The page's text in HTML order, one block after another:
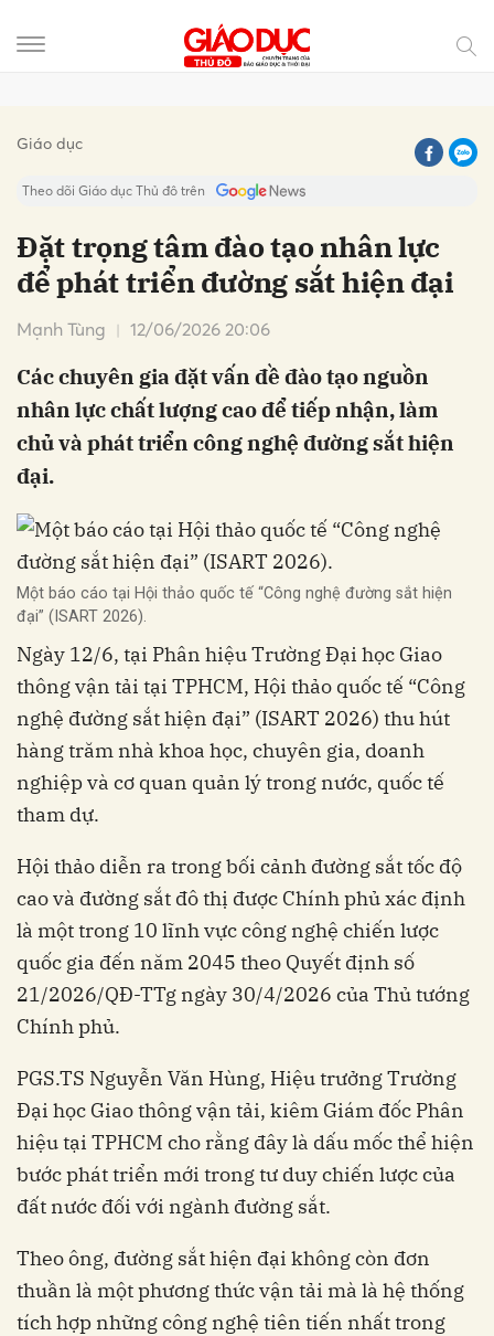
Giáo dục
Theo dõi Giáo dục Thủ đô trên
Đặt trọng tâm đào tạo nhân lực
để phát triển đường sắt hiện đại
Mạnh Tùng 12/06/2026 20:06
Các chuyên gia đặt vấn đề đào tạo nguồn
nhân lực chất lượng cao để tiếp nhận, làm
chủ và phát triển công nghệ đường sắt hiện
đại.
Một báo cáo tại Hội thảo quốc tế “Công nghệ đường sắt hiện
đại” (ISART 2026).
Ngày 12/6, tại Phân hiệu Trường Đại học Giao
thông vận tải tại TPHCM, Hội thảo quốc tế “Công
nghệ đường sắt hiện đại” (ISART 2026) thu hút
hàng trăm nhà khoa học, chuyên gia, doanh
nghiệp và cơ quan quản lý trong nước, quốc tế
tham dự.
Hội thảo diễn ra trong bối cảnh đường sắt tốc độ
cao và đường sắt đô thị được Chính phủ xác định
là một trong 10 lĩnh vực công nghệ chiến lược
quốc gia đến năm 2045 theo Quyết định số
21/2026/QĐ-TTg ngày 30/4/2026 của Thủ tướng
Chính phủ.
PGS.TS Nguyễn Văn Hùng, Hiệu trưởng Trường
Đại học Giao thông vận tải, kiêm Giám đốc Phân
hiệu tại TPHCM cho rằng đây là dấu mốc thể hiện
bước phát triển mới trong tư duy chiến lược của
đất nước đối với ngành đường sắt.
Theo ông, đường sắt hiện đại không còn đơn
thuần là một phương thức vận tải mà là hệ thống
tích hợp những công nghệ tiên tiến nhất trong
Hủy Gửi